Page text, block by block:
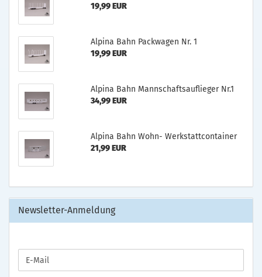
19,99 EUR
Alpina Bahn Packwagen Nr. 1
19,99 EUR
Alpina Bahn Mannschaftsauflieger Nr.1
34,99 EUR
Alpina Bahn Wohn- Werkstattcontainer
21,99 EUR
Newsletter-Anmeldung
ZUR
E-
Mail